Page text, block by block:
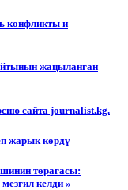
конфликты и
жаңыланган
сайта journalist.kg.
жарык көрдү
төрагасы:
келди »